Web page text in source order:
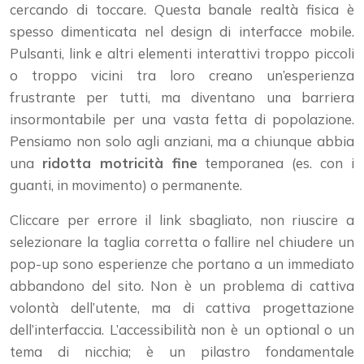
cercando di toccare. Questa banale realtà fisica è
spesso dimenticata nel design di interfacce mobile.
Pulsanti, link e altri elementi interattivi troppo piccoli
o troppo vicini tra loro creano un’esperienza
frustrante per tutti, ma diventano una barriera
insormontabile per una vasta fetta di popolazione.
Pensiamo non solo agli anziani, ma a chiunque abbia
una ridotta motricità fine temporanea (es. con i
guanti, in movimento) o permanente.
Cliccare per errore il link sbagliato, non riuscire a
selezionare la taglia corretta o fallire nel chiudere un
pop-up sono esperienze che portano a un immediato
abbandono del sito. Non è un problema di cattiva
volontà dell’utente, ma di cattiva progettazione
dell’interfaccia. L’accessibilità non è un optional o un
tema di nicchia; è un pilastro fondamentale